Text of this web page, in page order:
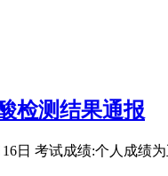
检测结果通报
日 考试成绩:个人成绩